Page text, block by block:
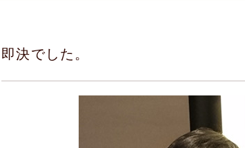
即決でした。